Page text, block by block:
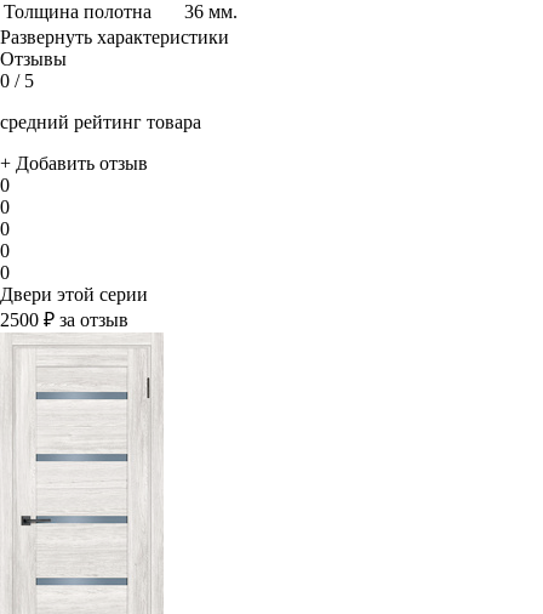
Толщина полотна
36 мм.
Развернуть характеристики
Отзывы
0 / 5
средний рейтинг товара
+ Добавить отзыв
0
0
0
0
0
Двери этой серии
2500 ₽ за отзыв